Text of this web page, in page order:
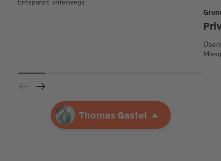
Ihre AgenturThomas Gastel
Thomas Gastel
Entspannt unterwegs